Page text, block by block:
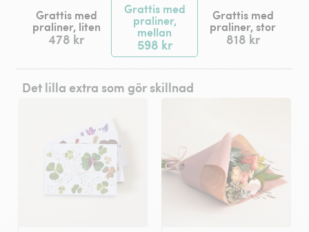
Grattis med
praliner, liten
478 kr
Grattis med
praliner,
mellan
598 kr
Grattis med
praliner, stor
818 kr
Det lilla extra som gör skillnad